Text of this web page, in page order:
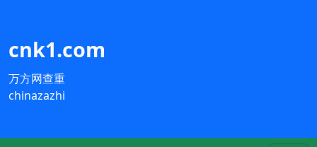
cnk1.com
万方网查重
chinazazhi